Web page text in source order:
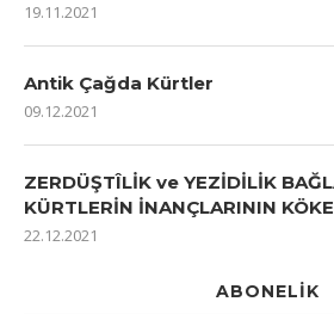
19.11.2021
Antik Çağda Kürtler
09.12.2021
ZERDÜŞTÎLİK ve YEZİDİLİK
KÜRTLERİN İNANÇLARININ
22.12.2021
ABONELIK